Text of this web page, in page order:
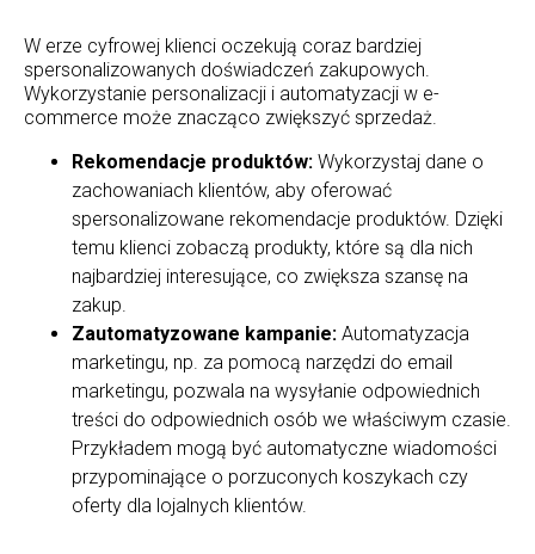
W erze cyfrowej klienci oczekują coraz bardziej
spersonalizowanych doświadczeń zakupowych.
Wykorzystanie personalizacji i automatyzacji w e-
commerce może znacząco zwiększyć sprzedaż.
Rekomendacje produktów: Wykorzystaj dane o
zachowaniach klientów, aby oferować
spersonalizowane rekomendacje produktów. Dzięki
temu klienci zobaczą produkty, które są dla nich
najbardziej interesujące, co zwiększa szansę na
zakup.
Zautomatyzowane kampanie: Automatyzacja
marketingu, np. za pomocą narzędzi do email
marketingu, pozwala na wysyłanie odpowiednich
treści do odpowiednich osób we właściwym czasie.
Przykładem mogą być automatyczne wiadomości
przypominające o porzuconych koszykach czy
oferty dla lojalnych klientów.